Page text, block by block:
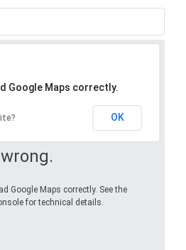
went
wrong.
Google Maps correctly. See the
for technical details.
Google Maps correctly.
OK